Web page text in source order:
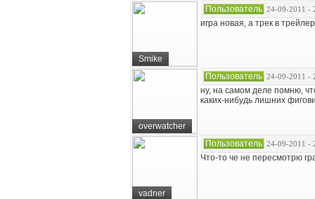
Smike
Пользователь 24-09-2011 -
игра новая, а трек в
overwatcher
Пользователь 24-09-2011 -
ну, на самом деле помню,
каких-нибудь лишних
vadner
Пользователь 24-09-2011 -
Что-то че не пересмотрю